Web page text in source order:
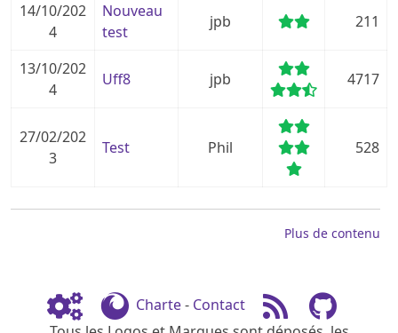
14/10/202
4
Nouveau
test
jpb 211
13/10/202
4
Uff8 jpb 4717
27/02/202
3
Test Phil 528
Plus de contenu
Charte- Contact